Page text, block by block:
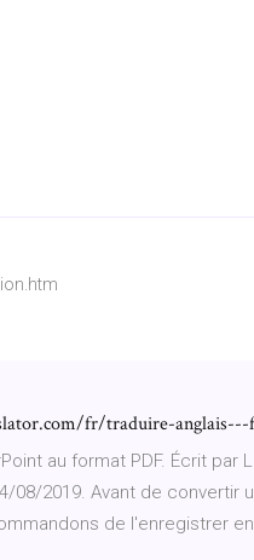
fr/traduire-anglais---
au format PDF. Écrit par
08/2019. Avant de convertir
de l'enregistrer